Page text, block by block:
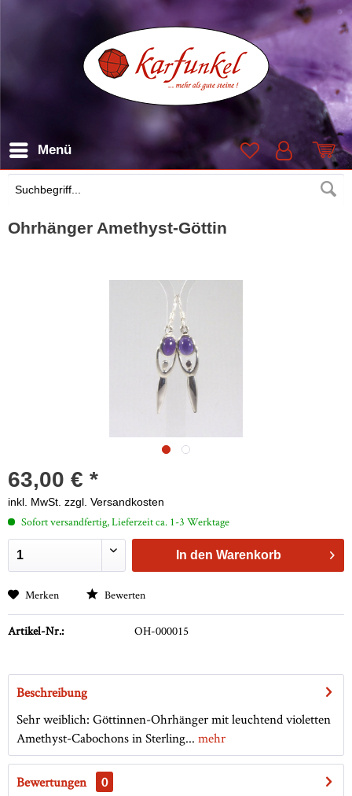
Suchen
Menü
Ohrhänger Amethyst-Göttin
63,00 € *
inkl. MwSt. zzgl. Versandkosten
Sofort versandfertig, Lieferzeit ca. 1-3 Werktage
In den Warenkorb
Merken Bewerten
Artikel-Nr.: OH-000015
Beschreibung
Sehr weiblich: Göttinnen-Ohrhänger mit leuchtend violetten
Amethyst-Cabochons in Sterling... mehr
Bewertungen
0